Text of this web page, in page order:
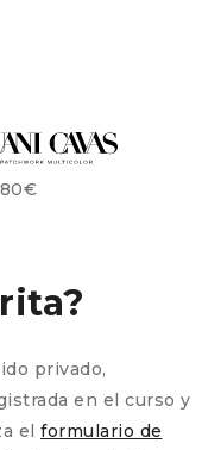
privado,
en el curso y
el formulario de